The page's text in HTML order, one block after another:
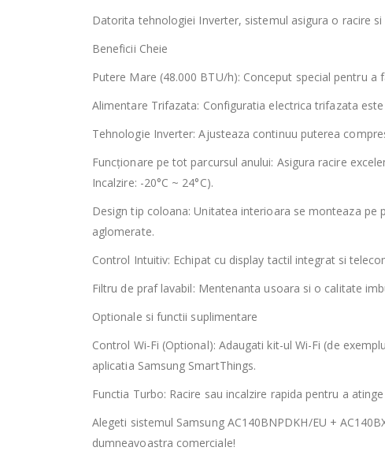
Datorita tehnologiei Inverter, sistemul asigura o racire
Beneficii Cheie
Putere Mare (48.000 BTU/h): Conceput special pentru
Alimentare Trifazata: Configuratia electrica trifazata
Tehnologie Inverter: Ajusteaza continuu puterea
Funcționare pe tot parcursul anului: Asigura racire
Incalzire: -20°C ~ 24°C).
Design tip coloana: Unitatea interioara se monteaza
aglomerate.
Control Intuitiv: Echipat cu display tactil integrat si
Filtru de praf lavabil: Mentenanta usoara si o calitate
Optionale si functii suplimentare
Control Wi-Fi (Optional): Adaugati kit-ul Wi-Fi (de
aplicatia Samsung SmartThings.
Functia Turbo: Racire sau incalzire rapida pentru a
Alegeti sistemul Samsung AC140BNPDKH/EU +
dumneavoastra comerciale!